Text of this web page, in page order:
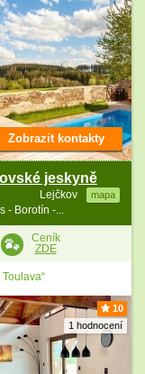
jeskyně
Lejčkov mapa
Borotín -...
Zobrazit kontakty
Ceník
ZDE
10
1 hodnocení